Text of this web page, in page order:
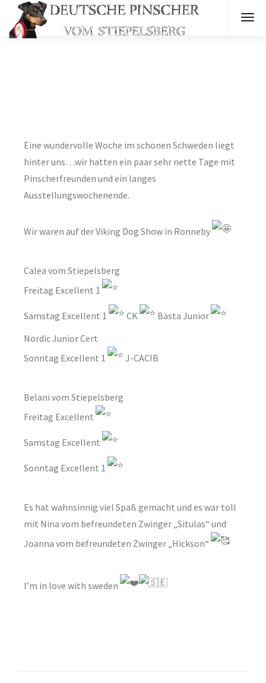
Eine wundervolle Woche im schönen Schweden liegt
hinter uns…wir hatten ein paar sehr nette Tage mit
Pinscherfreunden und ein langes
Ausstellungswochenende.
Wir waren auf der Viking Dog Show in Ronneby
Calea vom Stiepelsberg
Freitag Excellent 1
Samstag Excellent 1 CK
Bästa Junior
Nordic Junior Cert
Sonntag Excellent 1
J-CACIB
Belani vom Stiepelsberg
Freitag Excellent
Samstag Excellent
Sonntag Excellent 1
Es hat wahnsinnig viel Spaß gemacht und es war toll
mit Nina vom befreundeten Zwinger „Situlas“ und
Joanna vom befreundeten Zwinger „Hickson“
I’m in love with sweden